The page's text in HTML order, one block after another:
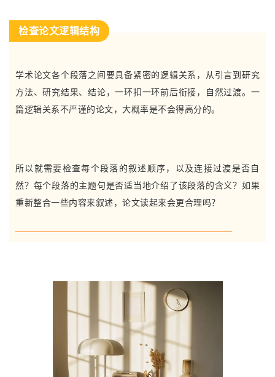
检查论文逻辑结构
学术论文各个段落之间要具备紧密的逻辑关系，从引言到研究
方法、研究结果、结论，一环扣一环前后衔接，自然过渡。一
篇逻辑关系不严谨的论文，大概率是不会得高分的。
所以就需要检查每个段落的叙述顺序，以及连接过渡是否自
然？每个段落的主题句是否适当地介绍了该段落的含义？如果
重新整合一些内容来叙述，论文读起来会更合理吗？